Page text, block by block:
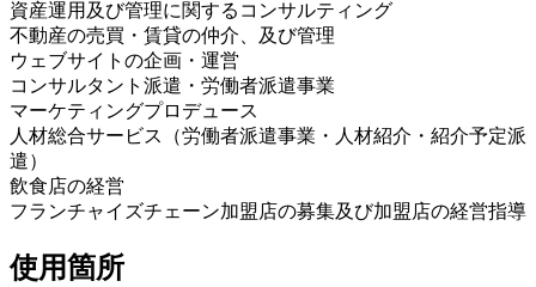
資産運用及び管理に関するコンサルティング
不動産の売買・賃貸の仲介、及び管理
ウェブサイトの企画・運営
コンサルタント派遣・労働者派遣事業
マーケティングプロデュース
人材総合サービス（労働者派遣事業・人材紹介・紹介予定派
遣）
飲食店の経営
フランチャイズチェーン加盟店の募集及び加盟店の経営指導
使用箇所